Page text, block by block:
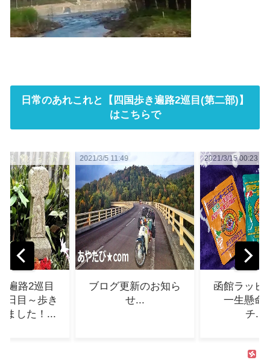
日常のあれこれと【四国歩き遍路2巡目(第二部)】
はこちらで
新のお知ら
せ...
2021/3/15 00:23
函館ラッピの「甘口
一生懸命バター
2021/3/12 03:00
四国歩き
(第二部)1
ち